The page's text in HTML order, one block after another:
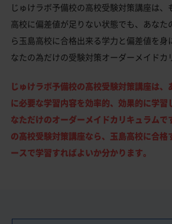
じゅけラボ予備校の高校受験対策講座は、
高校に偏差値が足りない状態でも、あなた
ら玉島高校に合格出来る学力と偏差値を身
なたの為だけの受験対策オーダーメイドカ
じゅけラボ予備校の高校受験対策講座は、
に必要な学習内容を効率的、効果的に学習
なただけのオーダーメイドカリキュラムで
の高校受験対策講座なら、玉島高校に合格
ースで学習すればよいか分かります。